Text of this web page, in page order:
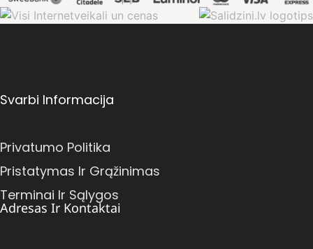
Svarbi Informacija
Privatumo Politika
Pristatymas Ir Grąžinimas
Terminai Ir Sąlygos
Adresas Ir Kontaktai